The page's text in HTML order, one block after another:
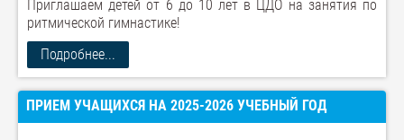
Приглашаем детей от 6 до 10 лет в ЦДО на занятия по
ритмической гимнастике!
Подробнее...
ПРИЕМ УЧАЩИХСЯ НА 2025-2026 УЧЕБНЫЙ ГОД